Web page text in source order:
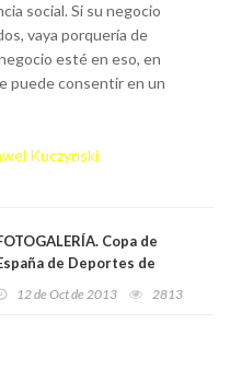
social. Si su negocio
vaya porquería de
esté en eso, en
puede consentir en un
Kuczynski
Copa de
de Deportes de
12 de Oct de 2013 2813